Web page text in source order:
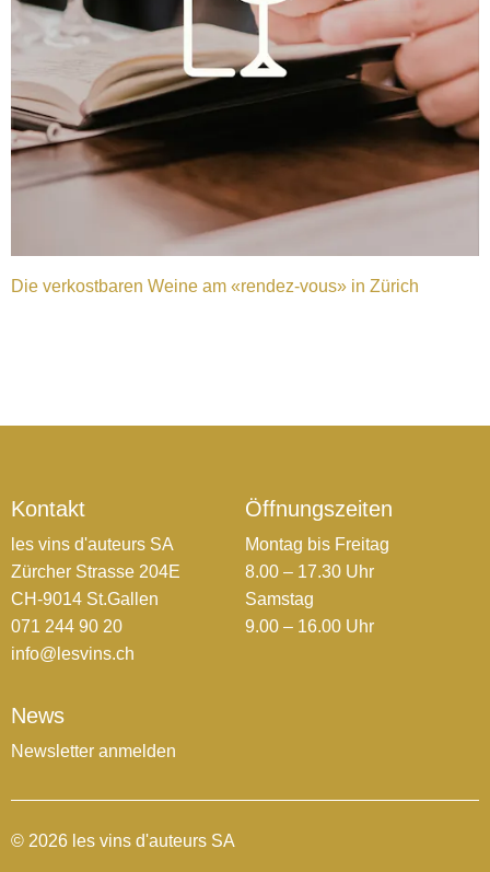
Die verkostbaren Weine am «rendez-vous» in Zürich
Kontakt
les vins d'auteurs SA
Zürcher Strasse 204E
CH-9014 St.Gallen
071 244 90 20
info@lesvins.ch
Öffnungszeiten
Montag bis Freitag
8.00 – 17.30 Uhr
Samstag
9.00 – 16.00 Uhr
News
Newsletter anmelden
© 2026 les vins d'auteurs SA